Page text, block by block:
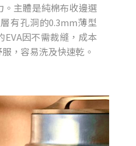
主體是純棉布收邊選
有孔洞的0.3mm薄型
因不需裁縫，成本
，容易洗及快速乾。